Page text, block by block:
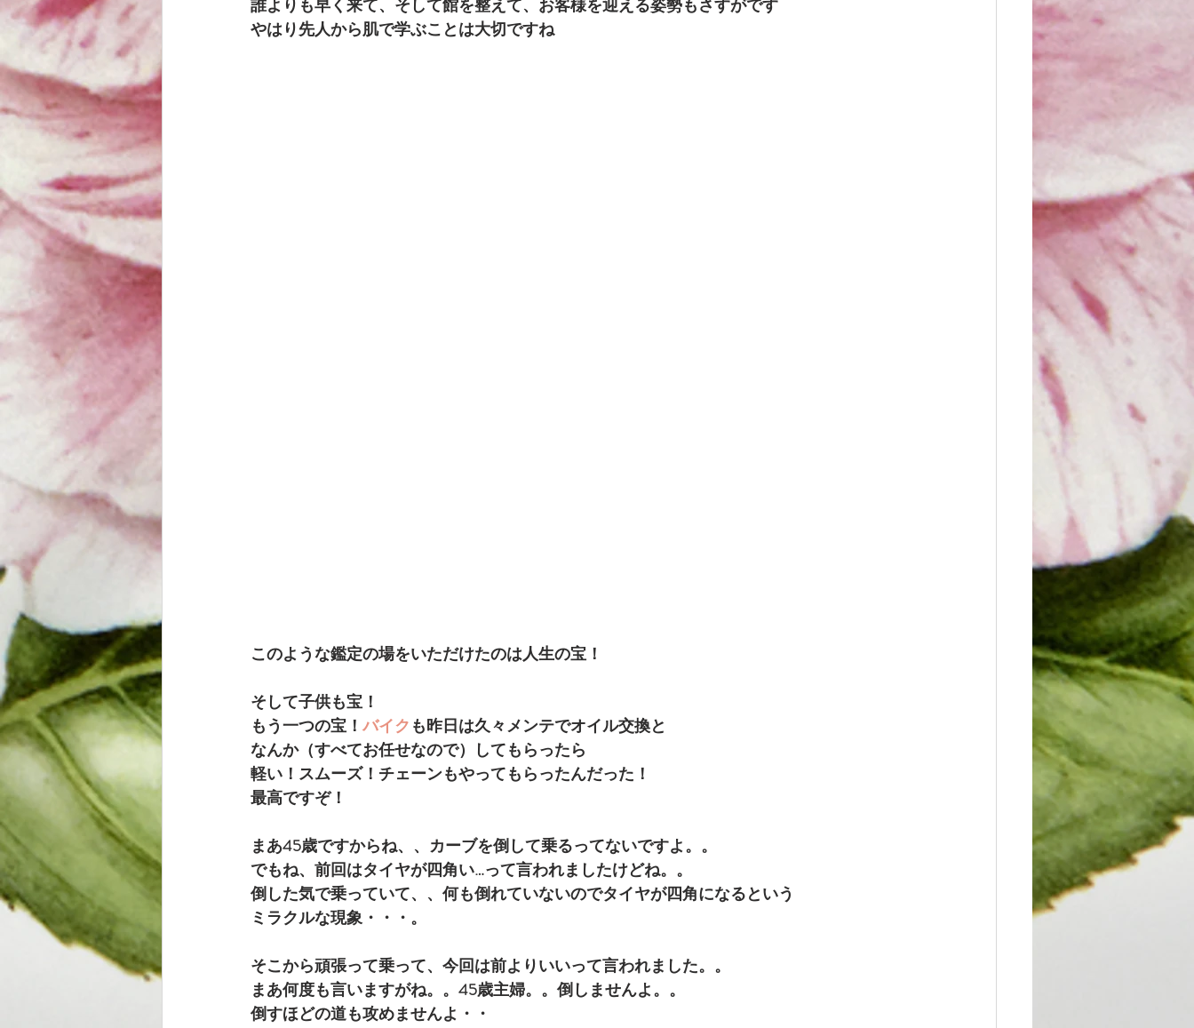
誰よりも早く来て、そして館を整えて、お客様を迎える姿勢もさすがです
やはり先人から肌で学ぶことは大切ですね
このような鑑定の場をいただけたのは人生の宝！
そして子供も宝！
もう一つの宝！ バイクも昨日は久々メンテでオイル交換と
なんか（すべてお任せなので）してもらったら
軽い！スムーズ！チェーンもやってもらったんだった！
最高ですぞ！
まあ45歳ですからね、、カーブを倒して乗るってないですよ。。
でもね、前回はタイヤが四角い…って言われましたけどね。。
倒した気で乗っていて、、何も倒れていないのでタイヤが四角になるという
ミラクルな現象・・・。
そこから頑張って乗って、今回は前よりいいって言われました。。
まあ何度も言いますがね。。45歳主婦。。倒しませんよ。。
倒すほどの道も攻めませんよ・・